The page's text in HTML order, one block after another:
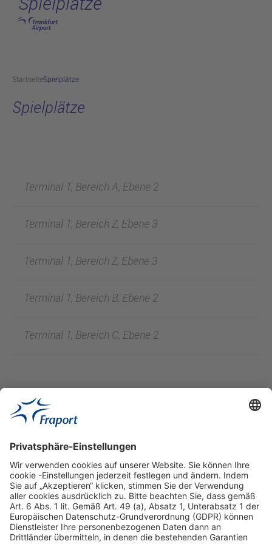
Hauptinhalt anspringen
StartseiteSpielplätze
Spielplätze
Terminal 1, Bereich A, Ebene 2
Terminal 1, Bereich Z, Ebene 3
Terminal 1, Bereich Z, Ebene 3
Terminal 1, Bereich B, Ebene 2
Terminal 1, Bereich C, Ebene 2
Hilfreiche Links
Online einkaufen & buchen